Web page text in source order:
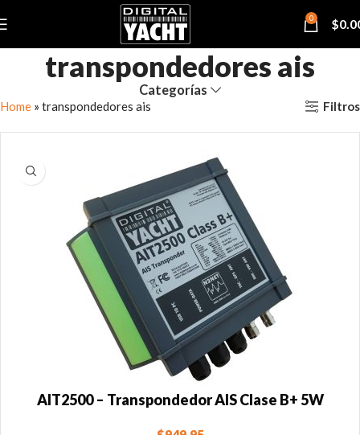
0 $
transpondedores ais
Categorías
Home » transpondedores ais Filtros
AIT2500 – Transpondedor AIS Clase B+ 5W